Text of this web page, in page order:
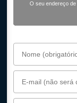
O seu endereço